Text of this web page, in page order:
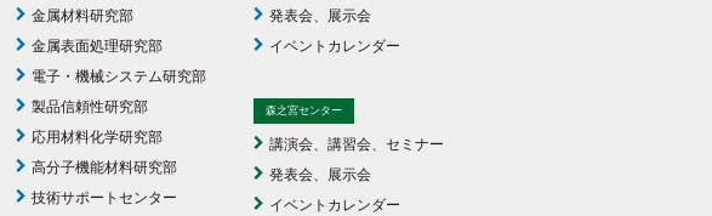
金属材料研究部
金属表面処理研究部
電子・機械システム研究部
製品信頼性研究部
応用材料化学研究部
高分子機能材料研究部
技術サポートセンター
発表会、展示会
イベントカレンダー
森之宮センター
講演会、講習会、セミナー
発表会、展示会
イベントカレンダー